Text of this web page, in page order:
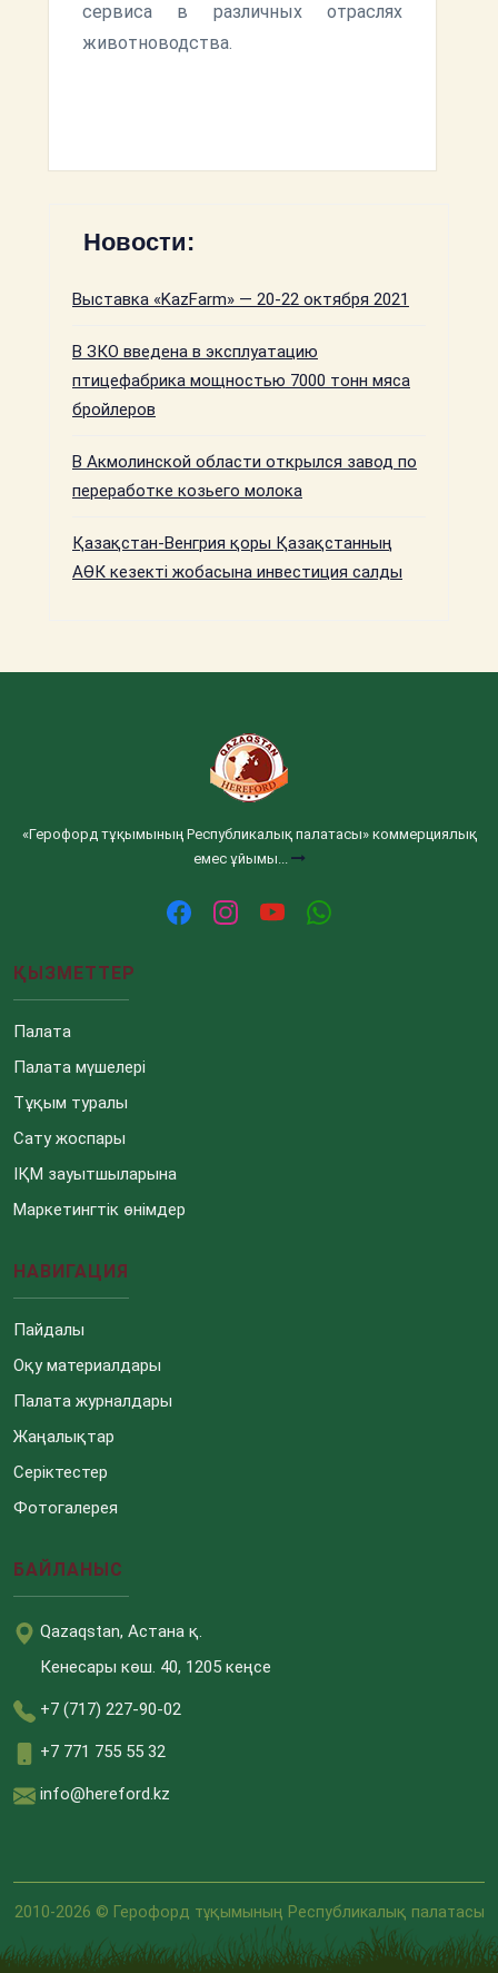
сервиса в различных отраслях
животноводства.
Новости:
Выставка «KazFarm» — 20-22 октября 2021
В ЗКО введена в эксплуатацию
птицефабрика мощностью 7000 тонн мяса
бройлеров
В Акмолинской области открылся завод по
переработке козьего молока
Қазақстан-Венгрия қоры Қазақстанның
АӨК кезекті жобасына инвестиция салды
«Герофорд тұқымының Республикалық палатасы» коммерциялық
емес ұйымы...
ҚЫЗМЕТТЕР
Палата
Палата мүшелері
Тұқым туралы
Сату жоспары
ІҚМ зауытшыларына
Маркетингтік өнімдер
НАВИГАЦИЯ
Пайдалы
Оқу материалдары
Палата журналдары
Жаңалықтар
Серіктестер
Фотогалерея
БАЙЛАНЫС
Qazaqstan, Астана қ.
Кенесары көш. 40, 1205 кеңсе
+7 (717) 227-90-02
+7 771 755 55 32
info@hereford.kz
2010-2026 © Герофорд тұқымының Республикалық палатасы